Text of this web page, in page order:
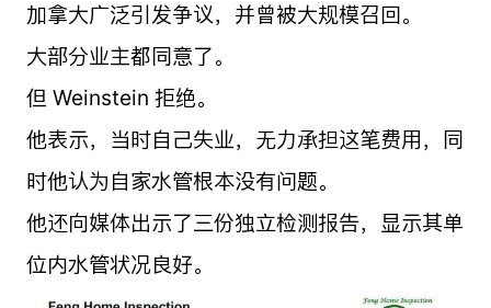
加拿大广泛引发争议，并曾被大规模召回。
大部分业主都同意了。
但 Weinstein 拒绝。
他表示，当时自己失业，无力承担这笔费用，同
时他认为自家水管根本没有问题。
他还向媒体出示了三份独立检测报告，显示其单
位内水管状况良好。